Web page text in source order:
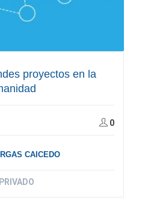
proyectos en la
0
CAICEDO
PRIVADO